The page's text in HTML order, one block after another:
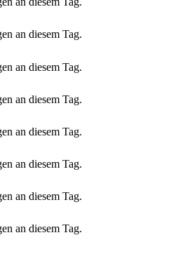
an diesem Tag.
an diesem Tag.
an diesem Tag.
an diesem Tag.
an diesem Tag.
an diesem Tag.
an diesem Tag.